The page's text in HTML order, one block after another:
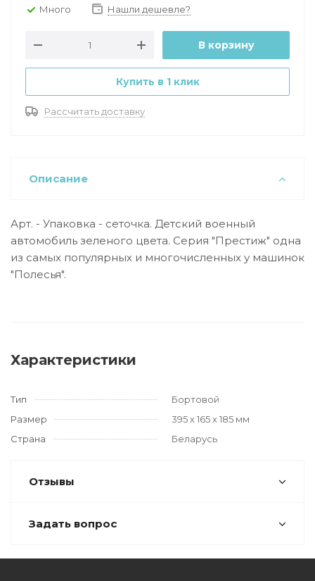
Много Нашли дешевле?
В корзину
Купить в 1 клик
Рассчитать доставку
Описание
Арт. - Упаковка - сеточка. Детский военный
автомобиль зеленого цвета. Серия "Престиж" одна
из самых популярных и многочисленных у машинок
"Полесья".
Характеристики
Тип
Бортовой
Размер
395 х 165 х 185 мм
Страна
Беларусь
Отзывы
Задать вопрос